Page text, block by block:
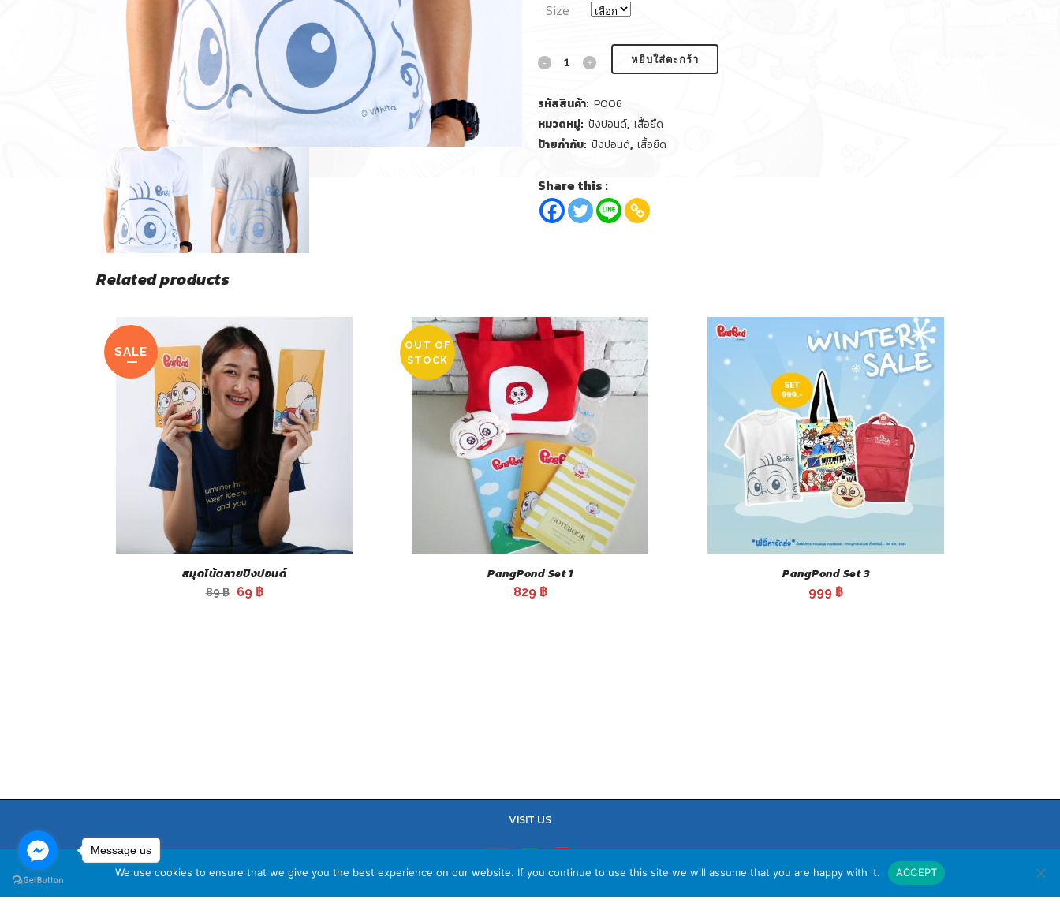
Size
หยิบใส่ตะกร้า
รหัสสินค้า: P006
หมวดหมู่: ปังปอนด์, เสื้อยืด
ป้ายกำกับ: ปังปอนด์, เสื้อยืด
Share this :
Related products
SALE
สมุดโน้ตลายปังปอนด์
89฿
Original
69 ฿Current
OUT OF
STOCK
PangPond Set 1
829 ฿
PangPond Set 3
999 ฿
VISIT US
We use cookies to ensure that we give you the best experience on our website. If you continue to use this site we will assume that you are happy with it. ACCEPT
Message us